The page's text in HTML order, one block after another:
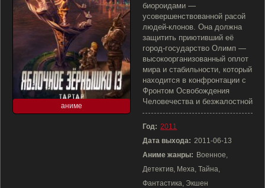
аниме
биороидами —
усовершенствованной расой
людей-клонов. Она должна
защитить приютивший её
город-государство Олимп —
высокоорганизованный оплот
мира и стабильности, который
находится в конфронтации с
Фронтом Освобождения
Человечества и безжалостной
Год: 2011
Дата выхода: 2011-06-13
Аниме жанры: Военное,
Детектив, Меха, Тайна,
Фантастика, Экшен